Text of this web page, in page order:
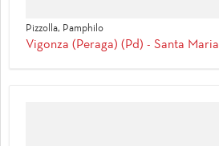
Pizzolla, Pamphilo
Vigonza (Peraga) (Pd) - Santa